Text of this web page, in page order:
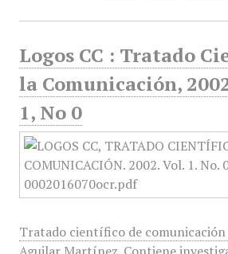
Logos CC : Tratado
la Comunicación,
1, No 0
Tratado científico de